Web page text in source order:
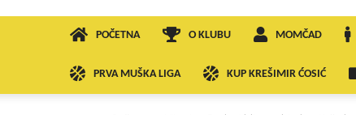
POČETNA O KLUBU MOMČAD
PRVA MUŠKA LIGA KUP KREŠIMIR ĆOSIĆ